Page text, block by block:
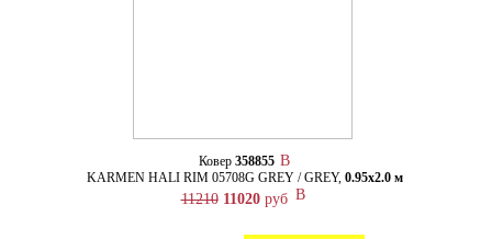
Ковер 358855
KARMEN HALI RIM 05708G GREY / GREY, 0.95х2.0 м
11210 11020руб